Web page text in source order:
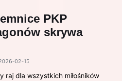
PKP
skrywa
02-15
raj dla wszystkich miłośników